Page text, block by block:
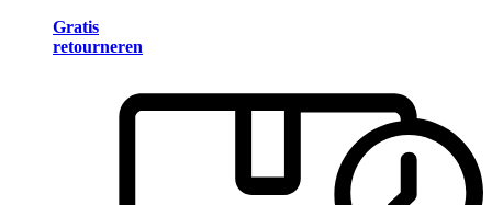
Gratis
retourneren